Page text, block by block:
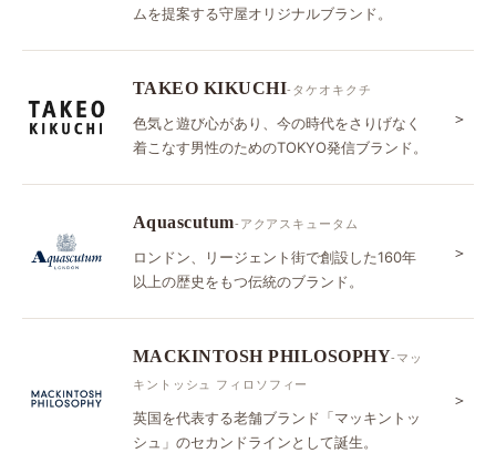
ムを提案する守屋オリジナルブランド。
TAKEO KIKUCHI-タケオキクチ
色気と遊び心があり、今の時代をさりげなく
着こなす男性のためのTOKYO発信ブランド。
＞
Aquascutum-アクアスキュータム
ロンドン、リージェント街で創設した160年
以上の歴史をもつ伝統のブランド。
＞
MACKINTOSH PHILOSOPHY-マッ
キントッシュ フィロソフィー
英国を代表する老舗ブランド「マッキントッ
シュ」のセカンドラインとして誕生。
＞